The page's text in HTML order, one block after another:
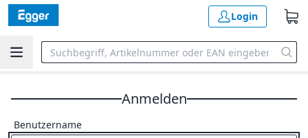
Login
Anmelden
Benutzername